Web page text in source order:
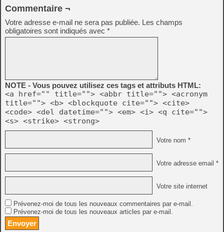
Commentaire ¬
Votre adresse e-mail ne sera pas publiée. Les champs
obligatoires sont indiqués avec *
NOTE - Vous pouvez utilisez ces tags et attributs HTML:
<a href="" title=""> <abbr title=""> <acronym
title=""> <b> <blockquote cite=""> <cite>
<code> <del datetime=""> <em> <i> <q cite="">
<s> <strike> <strong>
Votre nom *
Votre adresse email *
Votre site internet
Prévenez-moi de tous les nouveaux commentaires par e-mail.
Prévenez-moi de tous les nouveaux articles par e-mail.